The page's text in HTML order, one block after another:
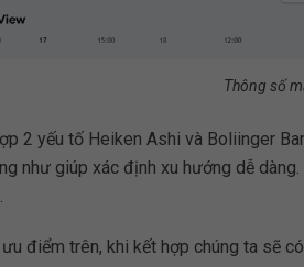
Thông số
2 yếu tố Heiken Ashi và Boliinger
như giúp xác định xu hướng dễ
điểm trên, khi kết hợp chúng ta sẽ